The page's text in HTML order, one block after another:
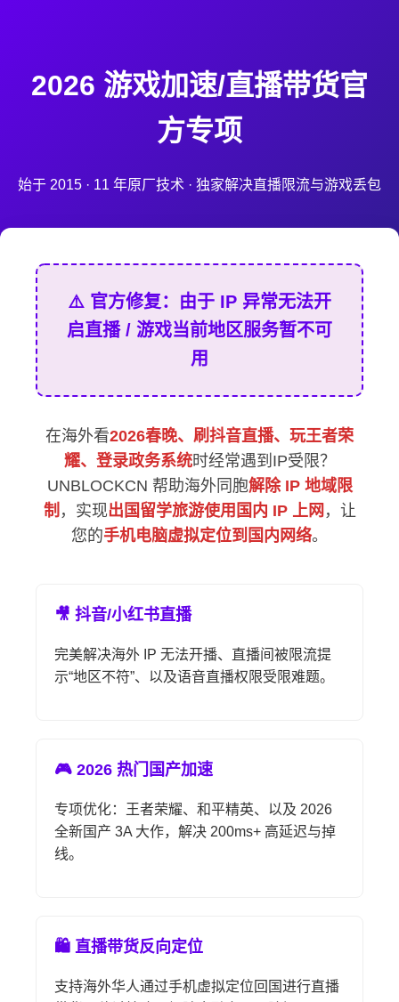
2026 游戏加速/直播带货官
方专项
始于 2015 · 11 年原厂技术 · 独家解决直播限流与游戏丢包
⚠️ 官方修复：由于 IP 异常无法开
启直播 / 游戏当前地区服务暂不可
用
在海外看2026春晚、刷抖音直播、玩王者荣
耀、登录政务系统时经常遇到IP受限？
UNBLOCKCN 帮助海外同胞解除 IP 地域限
制 ，实现出国留学旅游使用国内 IP 上网 ，让
您的手机电脑虚拟定位到国内网络。
🎥 抖音/小红书直播
完美解决海外 IP 无法开播、直播间被限流提
示“地区不符”、以及语音直播权限受限难题。
🎮 2026 热门国产加速
专项优化：王者荣耀、和平精英、以及 2026
全新国产 3A 大作，解决 200ms+ 高延迟与掉
线。
🛍️ 直播带货反向定位
支持海外华人通过手机虚拟定位回国进行直播